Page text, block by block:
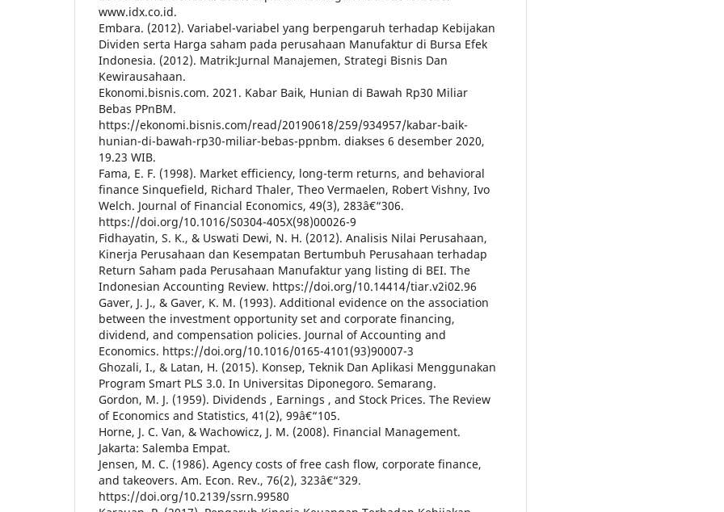
www.idx.co.id.
Embara. (2012). Variabel-variabel yang berpengaruh terhadap Kebijakan
Dividen serta Harga saham pada perusahaan Manufaktur di Bursa Efek
Indonesia. (2012). Matrik:Jurnal Manajemen, Strategi Bisnis Dan
Kewirausahaan.
Ekonomi.bisnis.com. 2021. Kabar Baik, Hunian di Bawah Rp30 Miliar
Bebas PPnBM.
https://ekonomi.bisnis.com/read/20190618/259/934957/kabar-baik-
hunian-di-bawah-rp30-miliar-bebas-ppnbm. diakses 6 desember 2020,
19.23 WIB.
Fama, E. F. (1998). Market efficiency, long-term returns, and behavioral
finance Sinquefield, Richard Thaler, Theo Vermaelen, Robert Vishny, Ivo
Welch. Journal of Financial Economics, 49(3), 283â€“306.
https://doi.org/10.1016/S0304-405X(98)00026-9
Fidhayatin, S. K., & Uswati Dewi, N. H. (2012). Analisis Nilai Perusahaan,
Kinerja Perusahaan dan Kesempatan Bertumbuh Perusahaan terhadap
Return Saham pada Perusahaan Manufaktur yang listing di BEI. The
Indonesian Accounting Review. https://doi.org/10.14414/tiar.v2i02.96
Gaver, J. J., & Gaver, K. M. (1993). Additional evidence on the association
between the investment opportunity set and corporate financing,
dividend, and compensation policies. Journal of Accounting and
Economics. https://doi.org/10.1016/0165-4101(93)90007-3
Ghozali, I., & Latan, H. (2015). Konsep, Teknik Dan Aplikasi Menggunakan
Program Smart PLS 3.0. In Universitas Diponegoro. Semarang.
Gordon, M. J. (1959). Dividends , Earnings , and Stock Prices. The Review
of Economics and Statistics, 41(2), 99â€“105.
Horne, J. C. Van, & Wachowicz, J. M. (2008). Financial Management.
Jakarta: Salemba Empat.
Jensen, M. C. (1986). Agency costs of free cash flow, corporate finance,
and takeovers. Am. Econ. Rev., 76(2), 323â€“329.
https://doi.org/10.2139/ssrn.99580